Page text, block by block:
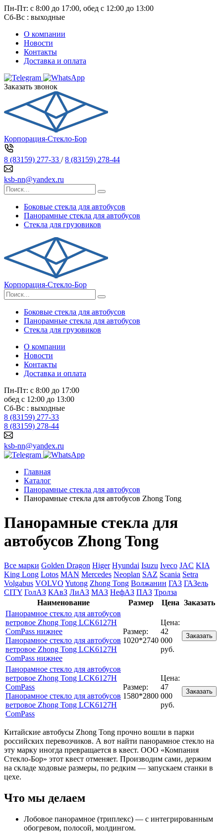
Пн-Пт: с 8:00 до 17:00, обед с 12:00 до 13:00
Сб-Вс : выходные
О компании
Новости
Контакты
Доставка и оплата
Заказать звонок
Корпорация-Стекло-Бор
8 (83159) 277-33 /8 (83159) 278-44
ksb-nn@yandex.ru
Боковые стекла для автобусов
Панорамные стекла для автобусов
Стекла для грузовиков
Корпорация-Стекло-Бор
Боковые стекла для автобусов
Панорамные стекла для автобусов
Стекла для грузовиков
О компании
Новости
Контакты
Доставка и оплата
Пн-Пт: с 8:00 до 17:00
обед с 12:00 до 13:00
Сб-Вс : выходные
8 (83159) 277-33
8 (83159) 278-44
ksb-nn@yandex.ru
Главная
Каталог
Панорамные стекла для автобусов
Панорамные стекла для автобусов Zhong Tong
Панорамные стекла для
автобусов Zhong Tong
Все марки Golden Dragon Higer Hyundai Isuzu Iveco JAC KIA
King Long Lotos MAN Mercedes Neoplan SAZ Scania Setra
Volgabus VOLVO Yutong Zhong Tong Волжанин ГАЗ ГАЗель
CITY ГолАЗ КАвЗ ЛиАЗ МАЗ НефАЗ ПАЗ Тролза
Наименование
Размер Цена Заказать
Панорамное стекло для автобусов
ветровое Zhong Tong LCK6127H
ComPass нижнее
Панорамное стекло для автобусов
ветровое Zhong Tong LCK6127H
ComPass нижнее
Размер:
1020*2740
Цена:
42
000
руб.
Заказать
Панорамное стекло для автобусов
ветровое Zhong Tong LCK6127H
ComPass
Панорамное стекло для автобусов
ветровое Zhong Tong LCK6127H
ComPass
Размер:
1580*2800
Цена:
47
000
руб.
Заказать
Китайские автобусы Zhong Tong прочно вошли в парки
российских перевозчиков. А вот найти панорамное стекло на
эту марку иногда превращается в квест. ООО «Компания
Стекло-Бор» этот квест отменяет. Производим сами, держим
на складе ходовые размеры, по редким — запускаем станки в
цехе.
Что мы делаем
Лобовое панорамное (триплекс) — с интегрированным
обогревом, полосой, молдингом.